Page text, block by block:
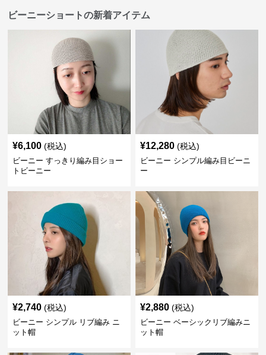
ビーニーショートの新着アイテム
¥6,100 (税込)
ビーニー すっきり編み目ショー
トビーニー
¥12,280 (税込)
ビーニー シンプル編み目ビーニ
ー
¥2,740 (税込)
ビーニー シンプル リブ編み ニ
ット帽
¥2,880 (税込)
ビーニー ベーシックリブ編みニ
ット帽